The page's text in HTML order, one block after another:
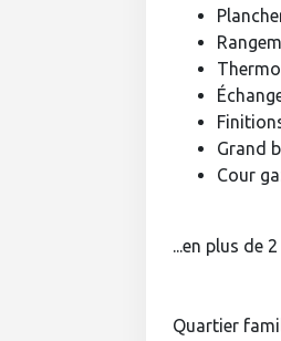
Grand
Cour
...en plus de
Quartier